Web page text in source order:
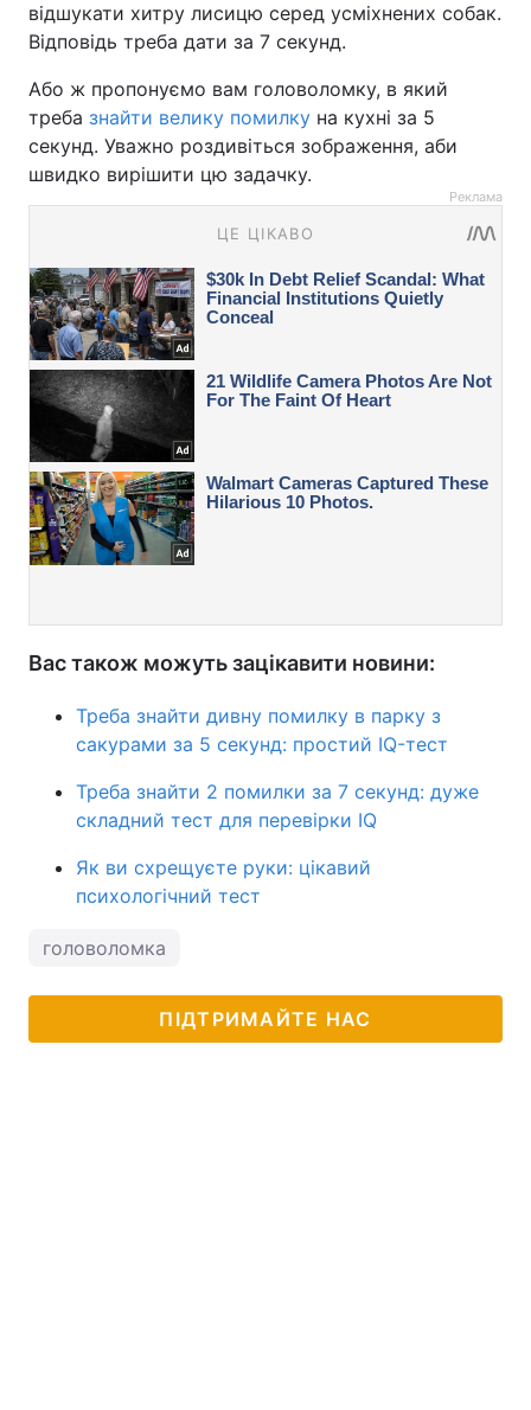
відшукати хитру лисицю серед усміхнених собак.
Відповідь треба дати за 7 секунд.
Або ж пропонуємо вам головоломку, в який
треба знайти велику помилку на кухні за 5
секунд. Уважно роздивіться зображення, аби
швидко вирішити цю задачку.
Реклама
Вас також можуть зацікавити новини:
Треба знайти дивну помилку в парку з
сакурами за 5 секунд: простий IQ-тест
Треба знайти 2 помилки за 7 секунд: дуже
складний тест для перевірки IQ
Як ви схрещуєте руки: цікавий
психологічний тест
головоломка
ПІДТРИМАЙТЕ НАС